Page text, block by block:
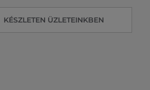
KÉSZLETEN ÜZLETEINKBEN